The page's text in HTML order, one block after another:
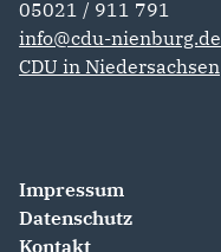
05021 / 911 791
info@cdu-nienburg.de
CDU in Niedersachsen
Impressum
Datenschutz
Kontakt